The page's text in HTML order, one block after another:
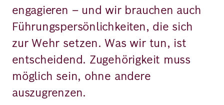
engagieren – und wir brauchen auch
Führungspersönlichkeiten, die sich
zur Wehr setzen. Was wir tun, ist
entscheidend. Zugehörigkeit muss
möglich sein, ohne andere
auszugrenzen.